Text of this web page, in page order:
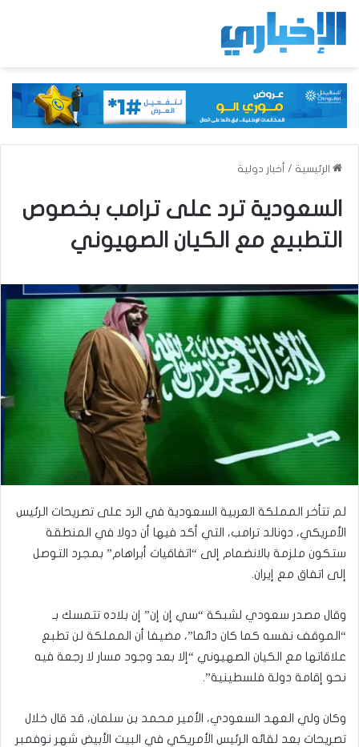
الرئيسية / أخبار دولية
السعودية ترد على ترامب بخصوص
التطبيع مع الكيان الصهيوني
لم تتأخر المملكة العربية السعودية في الرد على تصريحات الرئيس
الأمريكي، دونالد ترامب، التي أكد فيها أن دولا في المنطقة
ستكون ملزمة بالانضمام إلى “اتفاقيات أبراهام” بمجرد التوصل
إلى اتفاق مع إيران.
وقال مصدر سعودي لشبكة “سي إن إن” إن بلاده تتمسك بـ
“الموقف نفسه كما كان دائما”، مضيفا أن المملكة لن تطبع
علاقاتها مع الكيان الصهيوني “إلا بعد وجود مسار لا رجعة فيه
نحو إقامة دولة فلسطينية”.
وكان ولي العهد السعودي، الأمير محمد بن سلمان، قد قال خلال
تصريحات بعد لقائه الرئيس الأمريكي في البيت الأبيض شهر نوفمبر